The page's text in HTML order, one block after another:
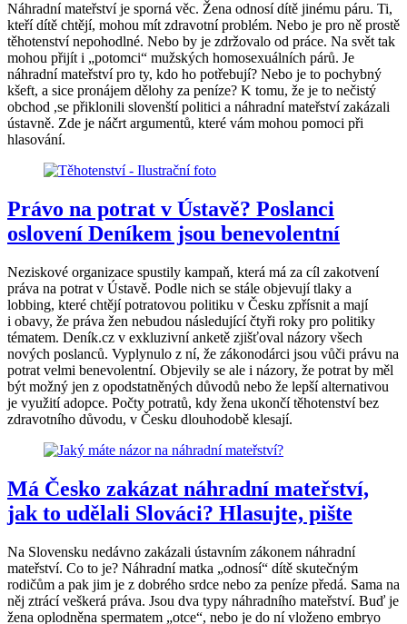
Náhradní mateřství je sporná věc. Žena odnosí dítě jinému páru. Ti,
kteří dítě chtějí, mohou mít zdravotní problém. Nebo je pro ně prostě
těhotenství nepohodlné. Nebo by je zdržovalo od práce. Na svět tak
mohou přijít i „potomci“ mužských homosexuálních párů. Je
náhradní mateřství pro ty, kdo ho potřebují? Nebo je to pochybný
kšeft, a sice pronájem dělohy za peníze? K tomu, že je to nečistý
obchod ,se přiklonili slovenští politici a náhradní mateřství zakázali
ústavně. Zde je náčrt argumentů, které vám mohou pomoci při
hlasování.
Právo na potrat v Ústavě? Poslanci
oslovení Deníkem jsou benevolentní
Neziskové organizace spustily kampaň, která má za cíl zakotvení
práva na potrat v Ústavě. Podle nich se stále objevují tlaky a
lobbing, které chtějí potratovou politiku v Česku zpřísnit a mají
i obavy, že práva žen nebudou následující čtyři roky pro politiky
tématem. Deník.cz v exkluzivní anketě zjišťoval názory všech
nových poslanců. Vyplynulo z ní, že zákonodárci jsou vůči právu na
potrat velmi benevolentní. Objevily se ale i názory, že potrat by měl
být možný jen z opodstatněných důvodů nebo že lepší alternativou
je využití adopce. Počty potratů, kdy žena ukončí těhotenství bez
zdravotního důvodu, v Česku dlouhodobě klesají.
Má Česko zakázat náhradní mateřství,
jak to udělali Slováci? Hlasujte, pište
Na Slovensku nedávno zakázali ústavním zákonem náhradní
mateřství. Co to je? Náhradní matka „odnosí“ dítě skutečným
rodičům a pak jim je z dobrého srdce nebo za peníze předá. Sama na
něj ztrácí veškerá práva. Jsou dva typy náhradního mateřství. Buď je
žena oplodněna spermatem „otce“, nebo je do ní vloženo embryo